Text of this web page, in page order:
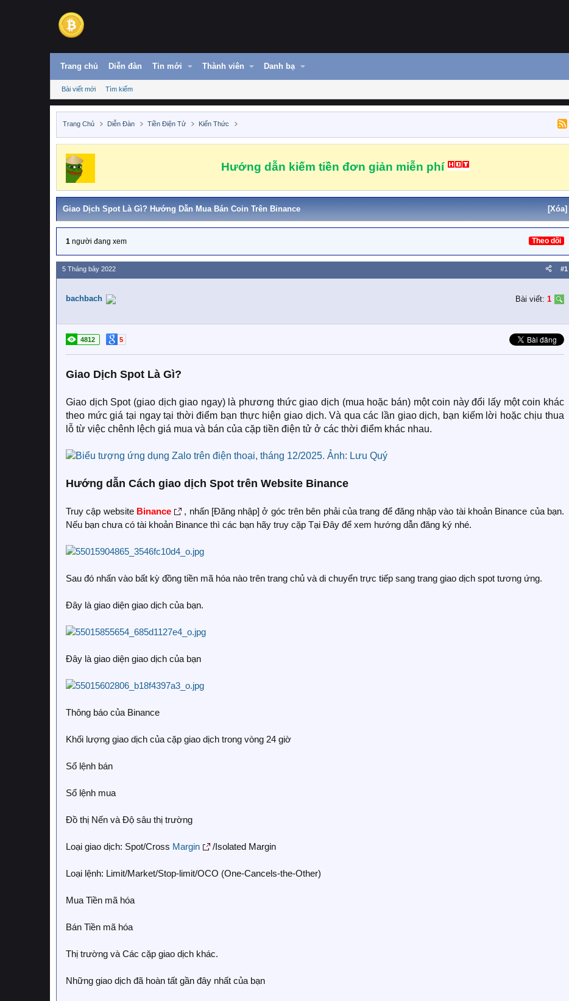
Trang chủ Diễn đàn Tin mới Thành viên Danh bạ
Bài viết mới Tìm kiếm
Trang Chủ Diễn Đàn Tiền Điện Tử Kiến Thức
Hướng dẫn kiếm tiền đơn giản miễn phí
Giao Dịch Spot Là Gì? Hướng Dẫn Mua Bán Coin Trên Binance [Xóa]
1 người đang xem Theo dõi
5 Tháng bảy 2022 #1
bachbach Bài viết: 1
4812 5
Giao Dịch Spot Là Gì?
Giao dịch Spot (giao dịch giao ngay) là phương thức giao dịch (mua hoặc bán) một coin này đổi lấy một coin khác
theo mức giá tại ngay tại thời điểm bạn thực hiện giao dịch. Và qua các lần giao dịch, bạn kiếm lời hoặc chịu thua
lỗ từ việc chênh lệch giá mua và bán của cặp tiền điện tử ở các thời điểm khác nhau.
Hướng dẫn Cách giao dịch Spot trên Website Binance
Truy cập website Binance
, nhấn [Đăng nhập] ở góc trên bên phải của trang để đăng nhập vào tài khoản Binance của bạn.
Nếu bạn chưa có tài khoản Binance thì các bạn hãy truy cặp Tại Đây để xem hướng dẫn đăng ký nhé.
Sau đó nhấn vào bất kỳ đồng tiền mã hóa nào trên trang chủ và di chuyển trực tiếp sang trang giao dịch spot tương ứng.
Đây là giao diện giao dịch của bạn.
Đây là giao diện giao dịch của bạn
Thông báo của Binance
Khối lượng giao dịch của cặp giao dịch trong vòng 24 giờ
Sổ lệnh bán
Sổ lệnh mua
Đồ thị Nến và Độ sâu thị trường
Loại giao dịch: Spot/Cross Margin /Isolated Margin
Loại lệnh: Limit/Market/Stop-limit/OCO (One-Cancels-the-Other)
Mua Tiền mã hóa
Bán Tiền mã hóa
Thị trường và Các cặp giao dịch khác.
Những giao dịch đã hoàn tất gần đây nhất của bạn